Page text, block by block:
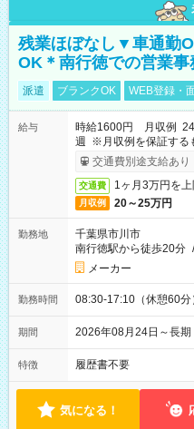
残業ほぼなし▼車通勤
OK＊南行徳での営業事
派遣 ブランクOK WEB登録・
給与
時給1600円 月収例 24
週 ※月収例を保証する
ービス利用可（利用条件
交通費別途支給あり
交通費 1ヶ月3万円を
月収例 20～25万円
勤務地
千葉県市川市
南行徳駅から徒歩20分
メーカー
勤務時間 08:30-17:10（休憩60分
期間 2026年08月24日～長
特徴 履歴書不要
気になる！